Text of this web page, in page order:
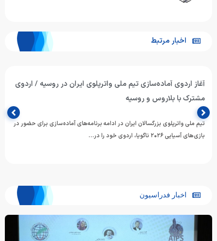
اخبار مرتبط
آغاز اردوی آماده‌سازی تیم ملی واترپلوی ایران در روسیه / اردوی
مشترک با بلاروس و روسیه
تیم ملی واترپلوی بزرگسالان ایران در ادامه برنامه‌های آماده‌سازی برای حضور در
بازی‌های آسیایی ۲۰۲۶ ناگویا، اردوی خود را در…
اخبار فدراسیون